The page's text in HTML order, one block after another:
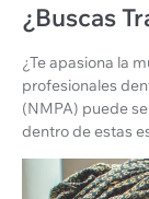
¿Buscas
¿Te apasiona la
profesionales
(NMPA) puede
dentro de estas